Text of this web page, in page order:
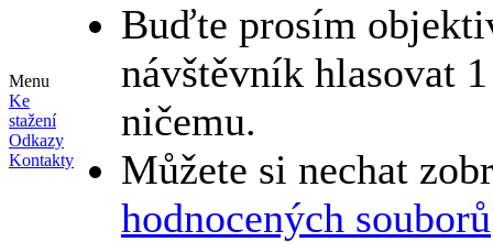
Menu
Ke
stažení
Odkazy
Kontakty
Buďte prosím
návštěvník hlasovat
ničemu.
Můžete si nechat
hodnocených souborů